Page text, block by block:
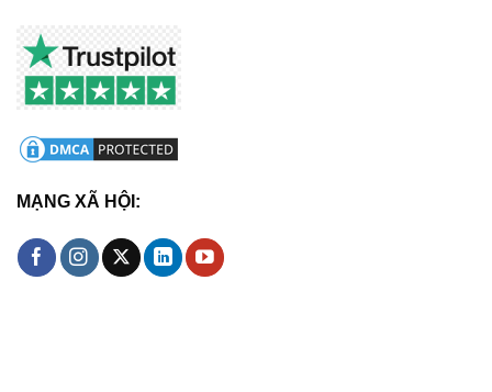
MẠNG XÃ HỘI: